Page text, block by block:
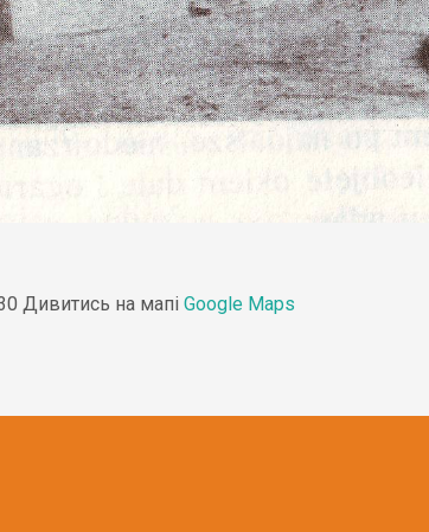
Дивитись на мапі Google Maps